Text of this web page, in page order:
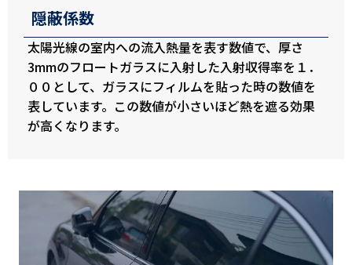
隠蔽係数
太陽光線の室内への流入熱量を表す数値で、厚さ
3mmのフロートガラスに入射した入射収得率を１．
００として、ガラスにフィルムを貼った時の数値を
表しています。この数値が小さいほど熱を遮る効果
が高くなります。